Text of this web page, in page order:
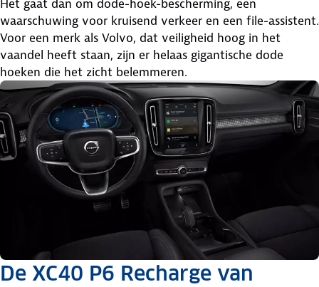
Het gaat dan om dode-hoek-bescherming, een
waarschuwing voor kruisend verkeer en een file-assistent.
Voor een merk als Volvo, dat veiligheid hoog in het
vaandel heeft staan, zijn er helaas gigantische dode
hoeken die het zicht belemmeren.
De XC40 P6 Recharge van